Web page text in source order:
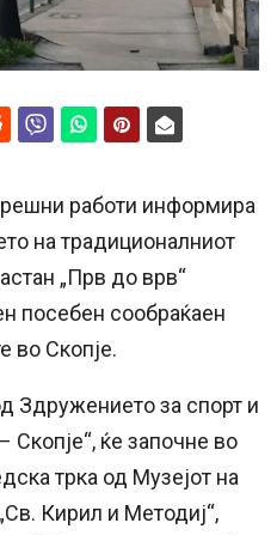
работи информира
на традиционалниот
„Прв до врв“
посебен сообраќаен
во Скопје.
Здружението за спорт и
Скопје“, ќе започне во
трка од Музејот на
Кирил и Методиј“,